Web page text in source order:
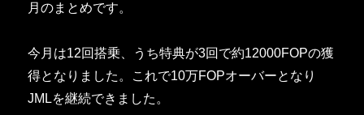
月のまとめです。
今月は12回搭乗、うち特典が3回で約12000FOPの獲
得となりました。これで10万FOPオーバーとなり
JMLを継続できました。